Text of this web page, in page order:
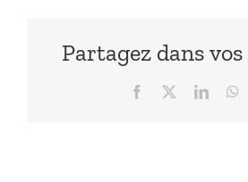
Partagez dans
Facebook